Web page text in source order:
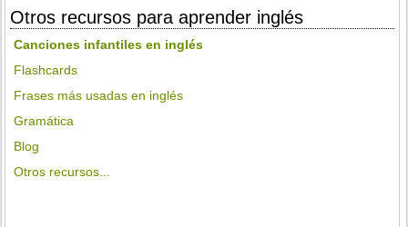
Otros recursos para aprender inglés
Canciones infantiles en inglés
Flashcards
Frases más usadas en inglés
Gramática
Blog
Otros recursos...